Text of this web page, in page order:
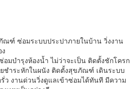
ณฑ์ ซ่อมระบบประปาภายในบ้าน วิ่งงาน
มบำรุงห้องน้ำ ไม่ว่าจะเป็น ติดตั้งชักโครก
ชำระหักในผนัง ติดตั้งสุขภัณฑ์ เดินระบบ
ว งานด่วนวิ่งดูแลเข้าซ่อมได้ทันที มีความ